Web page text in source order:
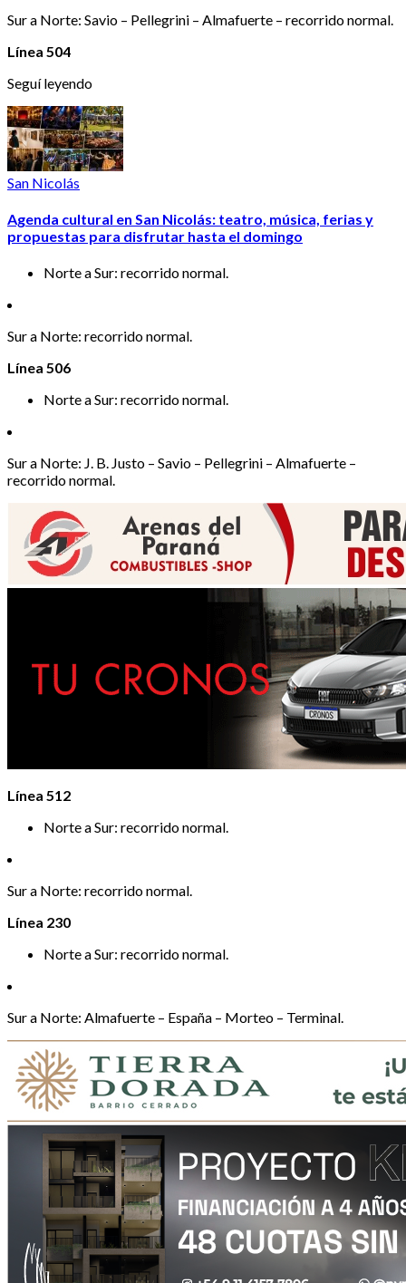
Sur a Norte: Savio – Pellegrini – Almafuerte – recorrido normal.
Línea 504
Seguí leyendo
San Nicolás
Agenda cultural en San Nicolás: teatro, música, ferias y
propuestas para disfrutar hasta el domingo
Norte a Sur: recorrido normal.
Sur a Norte: recorrido normal.
Línea 506
Norte a Sur: recorrido normal.
Sur a Norte: J. B. Justo – Savio – Pellegrini – Almafuerte –
recorrido normal.
Línea 512
Norte a Sur: recorrido normal.
Sur a Norte: recorrido normal.
Línea 230
Norte a Sur: recorrido normal.
Sur a Norte: Almafuerte – España – Morteo – Terminal.